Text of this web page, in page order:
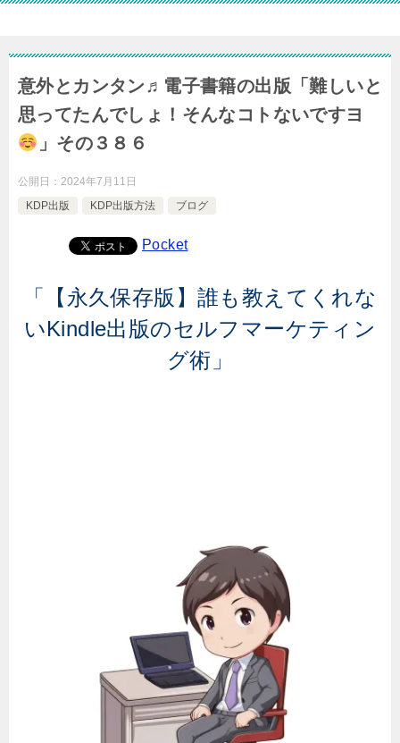
意外とカンタン♬電子書籍の出版「難しいと
思ってたんでしょ！そんなコトないですヨ
」その３８６
公開日： 2024年7月11日
KDP出版
KDP出版方法 ブログ
Pocket
「【永久保存版】誰も教えてくれな
いKindle出版のセルフマーケティン
グ術」